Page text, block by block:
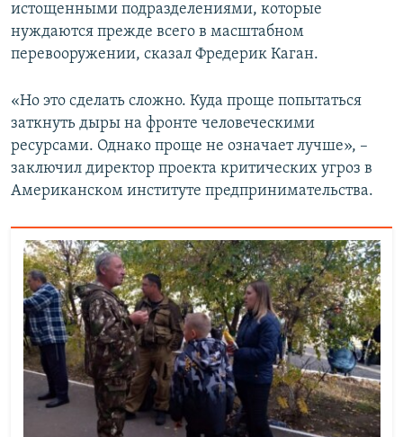
истощенными подразделениями, которые
нуждаются прежде всего в масштабном
перевооружении, сказал Фредерик Каган.
«Но это сделать сложно. Куда проще попытаться
заткнуть дыры на фронте человеческими
ресурсами. Однако проще не означает лучше», –
заключил директор проекта критических угроз в
Американском институте предпринимательства.